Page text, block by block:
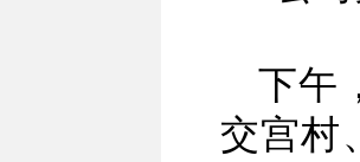
下午
交宫村